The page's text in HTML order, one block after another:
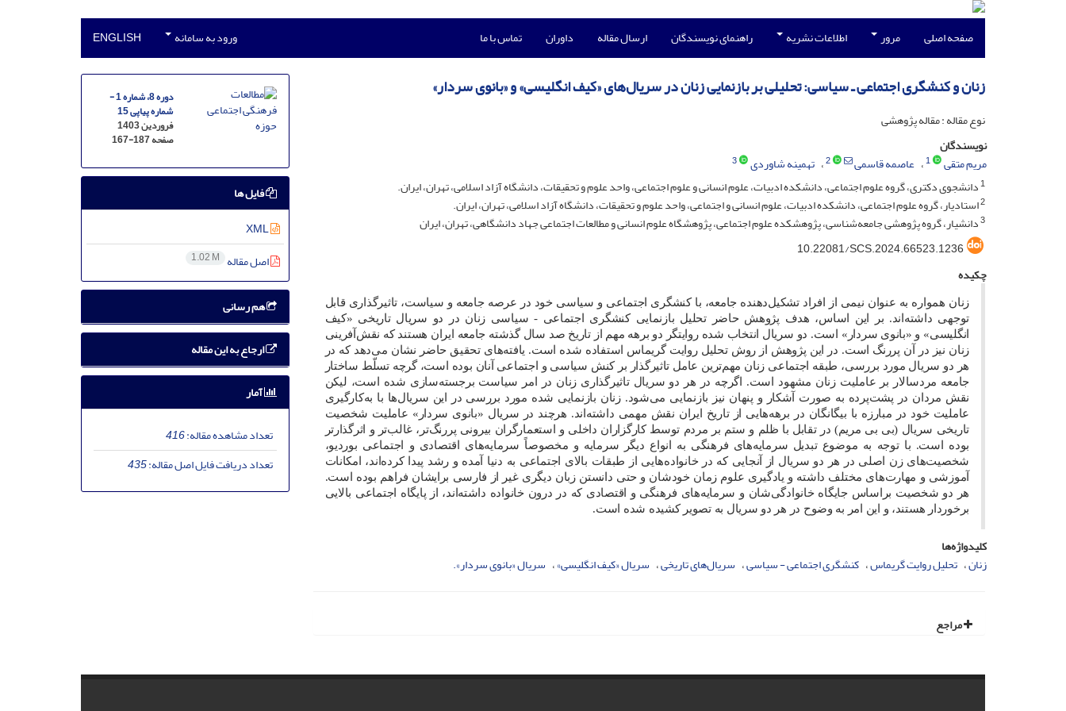
صفحه اصلی مرور اطلاعات نشریه راهنمای نویسندگان ارسال مقاله داوران تماس با ما ورود به سامانه ENGLISH
زنان و کنشگری اجتماعی ـ سیاسی: تحلیلی بر بازنمایی زنان در سریال‌های «کیف انگلیسی» و «بانوی سردار»
نوع مقاله : مقاله پژوهشی
نویسندگان
مریم متقی
1 عاصمه قاسمی 2 تهمینه شاوردی
3
1دانشجوی دکتری، گروه علوم اجتماعی، دانشکده ادبیات، علوم انسانی و علوم اجتماعی، واحد علوم و تحقیقات، دانشگاه آزاد اسلامی، تهران، ایران.
2استادیار، گروه علوم اجتماعی، دانشکده ادبیات، علوم انسانی و اجتماعی، واحد علوم و تحقیقات، دانشگاه آزاد اسلامی، تهران، ایران.
3دانشیار، گروه پژوهشی جامعه‌شناسی، پژوهشکده علوم اجتماعی، پژوهشگاه علوم انسانی و مطالعات اجتماعی جهاد دانشگاهی، تهران، ایران
10.22081/SCS.2024.66523.1236
چکیده
زنان همواره به عنوان نیمی از افراد تشکیل‌دهنده جامعه، با کنشگری اجتماعی و سیاسی خود در عرصه جامعه و سیاست، تاثیرگذاری قابل
توجهی داشته‌اند. بر این اساس، هدف پژوهش حاضر تحلیل بازنمایی کنشگری اجتماعی - سیاسی زنان در دو سریال تاریخی «کیف
انگلیسی» و «بانوی سردار» است. دو سریال انتخاب شده روایتگر دو برهه مهم از تاریخ صد سال گذشته جامعه ایران هستند که نقش‌آفرینی
زنان نیز در آن پررنگ است. در این پژوهش از روش تحلیل روایت گریماس استفاده شده است. یافته‌های تحقیق حاضر نشان می‌دهد که در
هر دو سریال مورد بررسی، طبقه اجتماعی زنان مهم‌ترین عامل تاثیرگذار بر کنش سیاسی و اجتماعی آنان بوده است، گرچه تسلّط ساختار
جامعه مردسالار بر عاملیت زنان مشهود است. اگرچه در هر دو سریال تاثیرگذاری زنان در امر سیاست برجسته‌سازی شده است، لیکن
نقش مردان در پشت‌پرده به صورت آشکار و پنهان نیز بازنمایی می‌شود. زنان بازنمایی شده مورد بررسی در این سریال‌ها با به‌کارگیری
عاملیت خود در مبارزه با بیگانگان در برهه‌هایی از تاریخ ایران نقش مهمی داشته‌اند. هرچند در سریال «بانوی سردار» عاملیت شخصیت
تاریخی سریال (بی بی مریم) در تقابل با ظلم و ستم بر مردم توسط کارگزاران داخلی و استعمارگران بیرونی پررنگ‌تر، غالب‌تر و اثرگذارتر
بوده است. با توجه به موضوع تبدیل سرمایه‌های فرهنگی به انواع دیگر سرمایه و مخصوصاً سرمایه‌های اقتصادی و اجتماعی بوردیو،
شخصیت‌های زن اصلی در هر دو سریال از آنجایی که در خانواده‌هایی از طبقات بالای اجتماعی به دنیا آمده و رشد پیدا کرده‌اند، امکانات
آموزشی و مهارت‌های مختلف داشته و یادگیری علوم زمان خودشان و حتی دانستن زبان دیگری غیر از فارسی برایشان فراهم بوده است.
هر دو شخصیت براساس جایگاه خانوادگی‌شان و سرمایه‌های فرهنگی و اقتصادی که در درون خانواده داشته‌اند، از پایگاه اجتماعی بالایی
برخوردار هستند، و این امر به وضوح در هر دو سریال به تصویر کشیده شده است.
کلیدواژه‌ها
زنان تحلیل روایت گریماس کنشگری اجتماعی - سیاسی سریال‌های تاریخی سریال‌ «کیف انگلیسی» سریال «بانوی سردار».
مراجع
دوره 8، شماره 1 -
شماره پیاپی 15
فروردین 1403
صفحه167-187
فایل ها
XML
اصل مقاله 1.02 M
هم رسانی
ارجاع به این مقاله
آمار
تعداد مشاهده مقاله:416
تعداد دریافت فایل اصل مقاله:435